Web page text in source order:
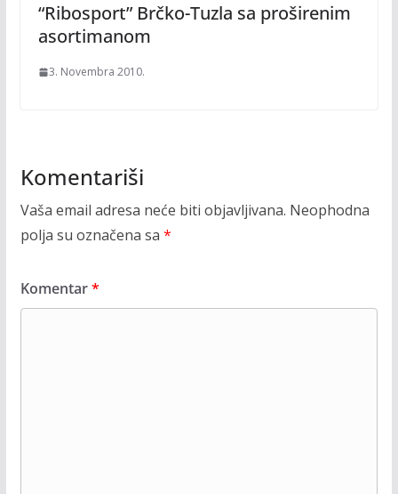
“Ribosport” Brčko-Tuzla sa proširenim
asortimanom
3. Novembra 2010.
Komentariši
Vaša email adresa neće biti objavljivana. Neophodna
polja su označena sa *
Komentar*